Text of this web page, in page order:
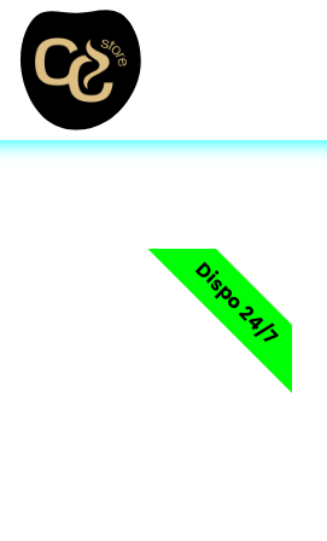
Dispo 24/7